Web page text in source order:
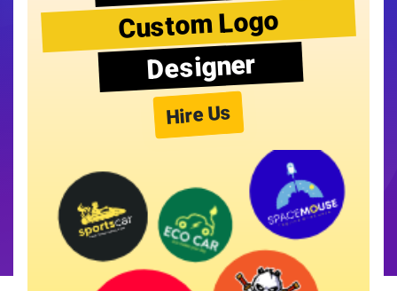
Custom Logo
Designer
Hire Us